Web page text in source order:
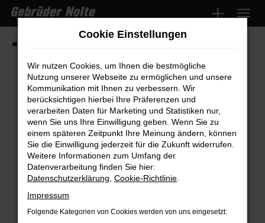
Zum
Hauptinhalt
springen
Fehler: Network Error
Beim Laden ist ein Fehler aufgetreten.
Hier sind ein paar Tipps, die dir helfen können:
Überprüfe deine Firewall und deine
Internetverbindung.
Cookie Einstellungen
Wir nutzen Cookies, um Ihnen die bestmögliche
Nutzung unserer Webseite zu ermöglichen und unsere
Kommunikation mit Ihnen zu verbessern. Wir
berücksichtigen hierbei Ihre Präferenzen und
verarbeiten Daten für Marketing und Statistiken nur,
wenn Sie uns Ihre Einwilligung geben. Wenn Sie zu
einem späteren Zeitpunkt Ihre Meinung ändern, können
Sie die Einwilligung jederzeit für die Zukunft widerrufen.
Weitere Informationen zum Umfang der
Datenverarbeitung finden Sie hier:
Datenschutzerklärung Cookie-Richtlinie
Impressum
Folgende Kategorien von Cookies werden von uns eingesetzt: